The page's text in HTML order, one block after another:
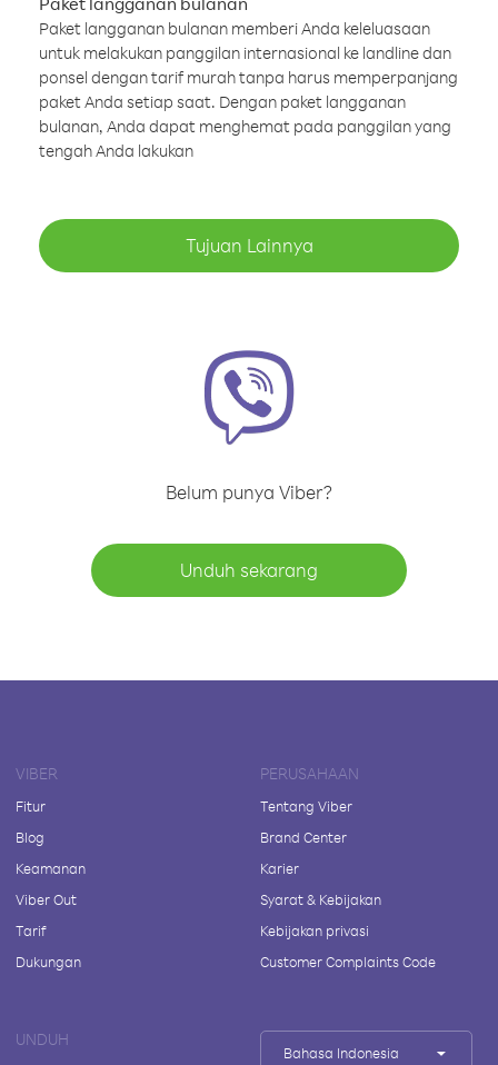
Paket langganan bulanan memberi Anda keleluasaan
untuk melakukan panggilan internasional ke landline dan
ponsel dengan tarif murah tanpa harus memperpanjang
paket Anda setiap saat. Dengan paket langganan
bulanan, Anda dapat menghemat pada panggilan yang
tengah Anda lakukan
Tujuan Lainnya
Belum punya Viber?
Unduh sekarang
VIBER
Fitur
Blog
Keamanan
Viber Out
Tarif
Dukungan
PERUSAHAAN
Tentang Viber
Brand Center
Karier
Syarat & Kebijakan
Kebijakan privasi
Customer Complaints Code
UNDUH
Bahasa Indonesia